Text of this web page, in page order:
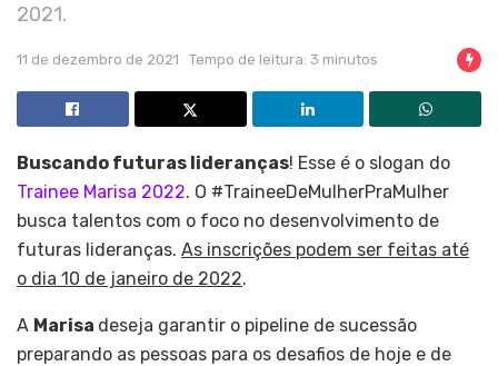
2021.
11 de dezembro de 2021 Tempo de leitura: 3 minutos
Buscando futuras lideranças! Esse é o slogan do
Trainee Marisa 2022. O #TraineeDeMulherPraMulher
busca talentos com o foco no desenvolvimento de
futuras lideranças. As inscrições podem ser feitas até
o dia 10 de janeiro de 2022.
A Marisa deseja garantir o pipeline de sucessão
preparando as pessoas para os desafios de hoje e de